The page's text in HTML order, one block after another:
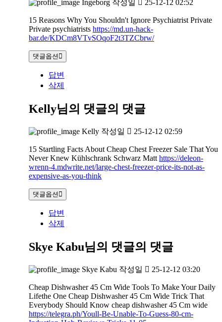
Ingeborg 작성일 25-12-12 02:52
15 Reasons Why You Shouldn't Ignore Psychiatrist Private
Private psychiatrists https://md.un-hack-
bar.de/KDCm8VTvSOqoF2t3TZCbrw/
댓글옵션
답변
삭제
Kelly님의 댓글의 댓글
Kelly 작성일 25-12-12 02:59
15 Startling Facts About Cheap Chest Freezer Sale That You
Never Knew Kühlschrank Schwarz Matt https://deleon-
wrenn-4.mdwrite.net/large-chest-freezer-price-its-not-as-
expensive-as-you-think
댓글옵션
답변
삭제
Skye Kabu님의 댓글의 댓글
Skye Kabu 작성일 25-12-12 03:20
Cheap Dishwasher 45 Cm Wide Tools To Make Your Daily
Lifethe One Cheap Dishwasher 45 Cm Wide Trick That
Everybody Should Know cheap dishwasher 45 Cm wide
https://telegra.ph/Youll-Be-Unable-To-Guess-80-cm-